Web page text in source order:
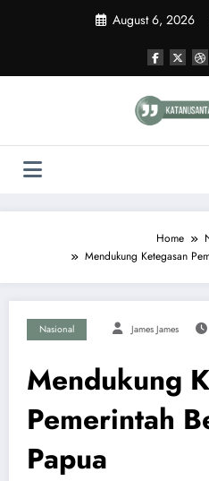
August 6, 2026
Home
Mendukung Ketegasan
Nasional James James
Mendukung
Pemerintah
Papua